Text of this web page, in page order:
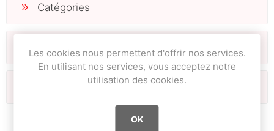
Catégories
Fabricants
Tags fréquents
Les cookies nous permettent d'offrir nos services.
En utilisant nos services, vous acceptez notre
utilisation des cookies.
OK